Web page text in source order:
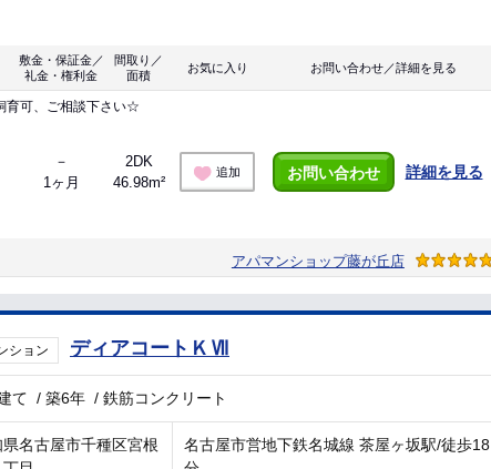
敷金・保証金／
礼金・権利金
間取り／
面積
お気に入り お問い合わせ／詳細を見る
育可、ご相談下さい☆
－
1ヶ月
2DK
46.98m²
追加 お問い合わせ 詳細を見る
アパマンショップ藤が丘店
ション ディアコートＫⅦ
て /築6年 /鉄筋コンクリート
名古屋市千種区宮根
名古屋市営地下鉄名城線 茶屋ヶ坂駅/徒歩18